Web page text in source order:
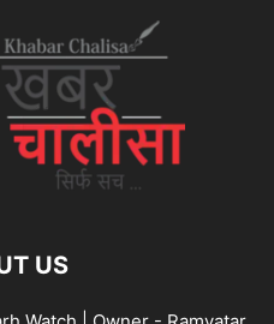
US